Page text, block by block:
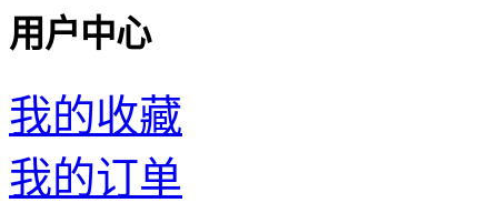
用户中心
我的收藏
我的订单